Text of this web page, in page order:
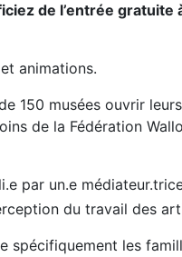
de l’entrée gratuite
animations.
150 musées ouvrir
de la Fédération
par un.e
du travail des
spécifiquement les